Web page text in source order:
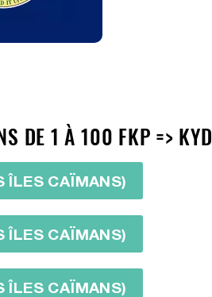
DE 1 À 100 FKP => KYD
ÎLES CAÏMANS)
ÎLES CAÏMANS)
ÎLES CAÏMANS)